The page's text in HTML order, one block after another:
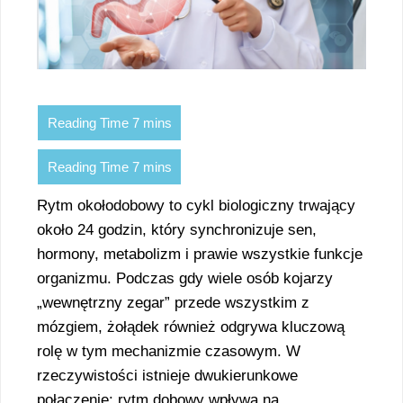
Rytm okołodobowy to cykl biologiczny trwający
około 24 godzin, który synchronizuje sen,
hormony, metabolizm i prawie wszystkie funkcje
organizmu. Podczas gdy wiele osób kojarzy
„wewnętrzny zegar” przede wszystkim z
mózgiem, żołądek również odgrywa kluczową
rolę w tym mechanizmie czasowym. W
rzeczywistości istnieje dwukierunkowe